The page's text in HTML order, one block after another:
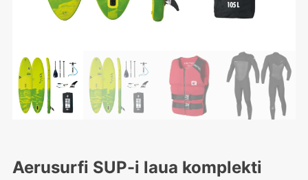
Aerusurfi SUP-i laua komplekti